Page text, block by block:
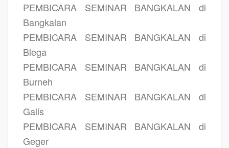
PEMBICARA SEMINAR BANGKALAN di
Bangkalan
PEMBICARA SEMINAR BANGKALAN di
Blega
PEMBICARA SEMINAR BANGKALAN di
Burneh
PEMBICARA SEMINAR BANGKALAN di
Galis
PEMBICARA SEMINAR BANGKALAN di
Geger